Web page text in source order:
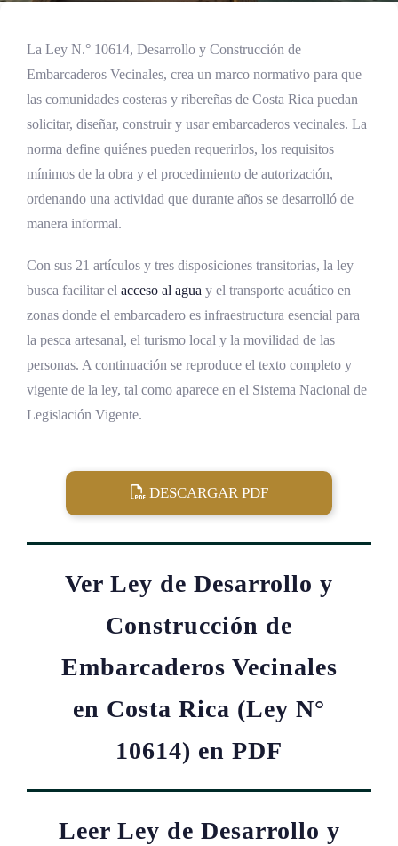
La Ley N.° 10614, Desarrollo y Construcción de
Embarcaderos Vecinales, crea un marco normativo para que
las comunidades costeras y ribereñas de Costa Rica puedan
solicitar, diseñar, construir y usar embarcaderos vecinales. La
norma define quiénes pueden requerirlos, los requisitos
mínimos de la obra y el procedimiento de autorización,
ordenando una actividad que durante años se desarrolló de
manera informal.
Con sus 21 artículos y tres disposiciones transitorias, la ley
busca facilitar el acceso al agua y el transporte acuático en
zonas donde el embarcadero es infraestructura esencial para
la pesca artesanal, el turismo local y la movilidad de las
personas. A continuación se reproduce el texto completo y
vigente de la ley, tal como aparece en el Sistema Nacional de
Legislación Vigente.
DESCARGAR PDF
Ver Ley de Desarrollo y
Construcción de
Embarcaderos Vecinales
en Costa Rica (Ley N°
10614) en PDF
Leer Ley de Desarrollo y